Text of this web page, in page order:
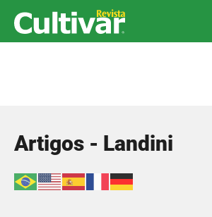
Artigos - Landini